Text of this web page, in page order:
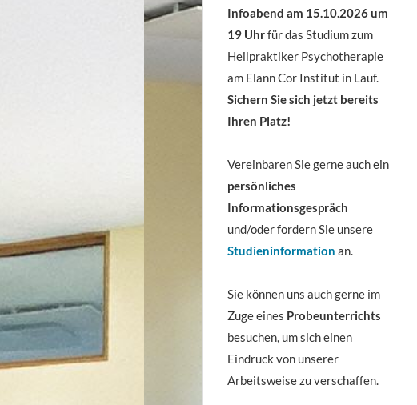
Infoabend am 15.10.2026 um
19 Uhrfür das Studium zum
Heilpraktiker Psychotherapie
am Elann Cor Institut in Lauf.
Sichern Sie sich jetzt bereits
Ihren Platz!
Vereinbaren Sie gerne auch ein
persönliches
Informationsgespräch
und/oder fordern Sie unsere
Studieninformation an.
Sie können uns auch gerne im
Zuge eines Probeunterrichts
besuchen, um sich einen
Eindruck von unserer
Arbeitsweise zu verschaffen.